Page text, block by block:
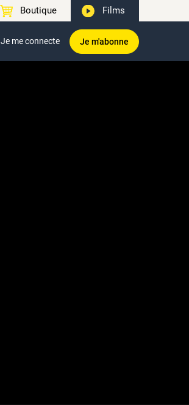
Boutique Films
Je me connecte Je m'abonne